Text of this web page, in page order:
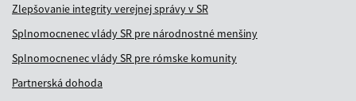
Zlepšovanie integrity verejnej správy v SR
Splnomocnenec vlády SR pre národnostné menšiny
Splnomocnenec vlády SR pre rómske komunity
Partnerská dohoda